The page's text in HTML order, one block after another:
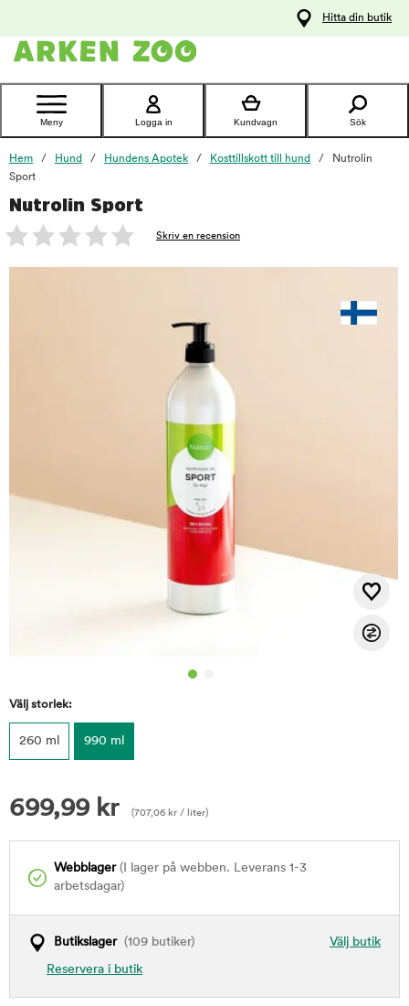
Kontakta
Hitta din butik
Meny Logga in Kundvagn Sök
Hem Hund Hundens Apotek Kosttillskott till hund
Nutrolin
Sport
Nutrolin Sport
Skriv en recension
Välj storlek:
260 ml 990 ml
699,99kr (707,06 kr / liter)
Webblager(I lager på webben. Leverans 1-3
arbetsdagar)
Välj butik
Butikslager(109 butiker)
Reservera i butik
foo